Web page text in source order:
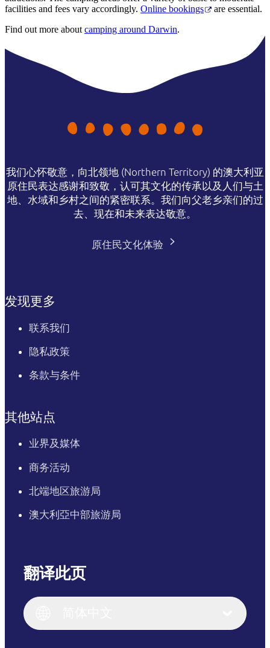
facilities and fees vary accordingly. Online bookings
are essential.
Find out more about camping around Darwin.
我们心怀敬意，向北领地 (Northern Territory) 的澳大利亚
原住民表达感谢和致敬，认可其文化的传承以及人们与土
地、水域和乡村之间的紧密联系。我们向父老乡亲们的过
去、现在和未来表达敬意。
原住民文化体验
发现更多
联系我们
隐私政策
条款与条件
其他站点
业界及媒体
商务活动
北端地区旅游局
澳大利亞中部旅游局
翻译此页
English (US)